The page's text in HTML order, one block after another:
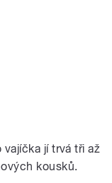
jí trvá tři až
kousků.